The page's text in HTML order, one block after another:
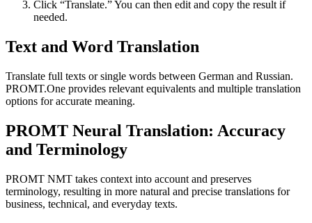
Click “Translate.” You can then edit and copy the result if
needed.
Text and Word Translation
Translate full texts or single words between German and Russian.
PROMT.One provides relevant equivalents and multiple translation
options for accurate meaning.
PROMT Neural Translation: Accuracy
and Terminology
PROMT NMT takes context into account and preserves
terminology, resulting in more natural and precise translations for
business, technical, and everyday texts.